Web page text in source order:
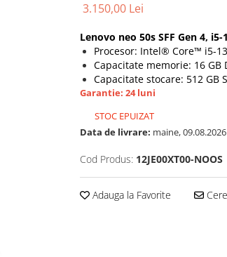
3.150,00 Lei
Lenovo neo 50s SFF Gen 4, i5-
Procesor: Intel® Core™ i5-
Capacitate memorie: 16 GB
Capacitate stocare: 512 GB
Garantie: 24 luni
STOC EPUIZAT
Data de livrare: maine, 09.08.2026
Cod Produs: 12JE00XT00-NOOS
Adauga la Favorite